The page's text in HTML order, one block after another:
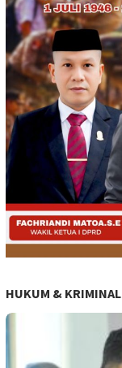
HUKUM & KRIMINAL